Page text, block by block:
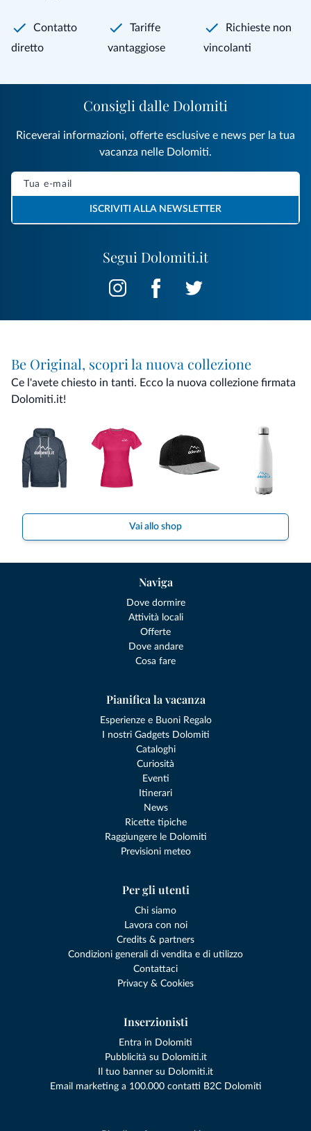
Contatto
diretto
Tariffe
vantaggiose
Richieste non
vincolanti
Segui Dolomiti.it
Consigli dalle Dolomiti
Riceverai informazioni, offerte esclusive e news per la tua
vacanza nelle Dolomiti.
ISCRIVITI ALLA NEWSLETTER
Be Original, scopri la nuova collezione
Ce l'avete chiesto in tanti. Ecco la nuova collezione firmata
Dolomiti.it!
Vai allo shop
Naviga
Dove dormire
Attività locali
Offerte
Dove andare
Cosa fare
Pianifica la vacanza
Esperienze e Buoni Regalo
I nostri Gadgets Dolomiti
Cataloghi
Curiosità
Eventi
Itinerari
News
Ricette tipiche
Raggiungere le Dolomiti
Previsioni meteo
Per gli utenti
Chi siamo
Lavora con noi
Credits & partners
Condizioni generali di vendita e di utilizzo
Contattaci
Privacy & Cookies
Inserzionisti
Entra in Dolomiti
Pubblicità su Dolomiti.it
Il tuo banner su Dolomiti.it
Email marketing a 100.000 contatti B2C Dolomiti